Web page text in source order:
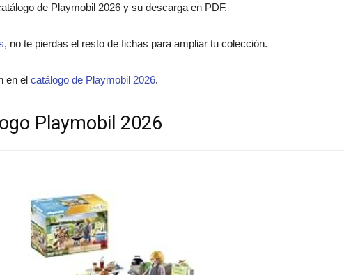
de Playmobil 2026 y su descarga en PDF.
, no te pierdas el resto de fichas para ampliar tu colección.
en el catálogo de Playmobil 2026.
Playmobil 2026